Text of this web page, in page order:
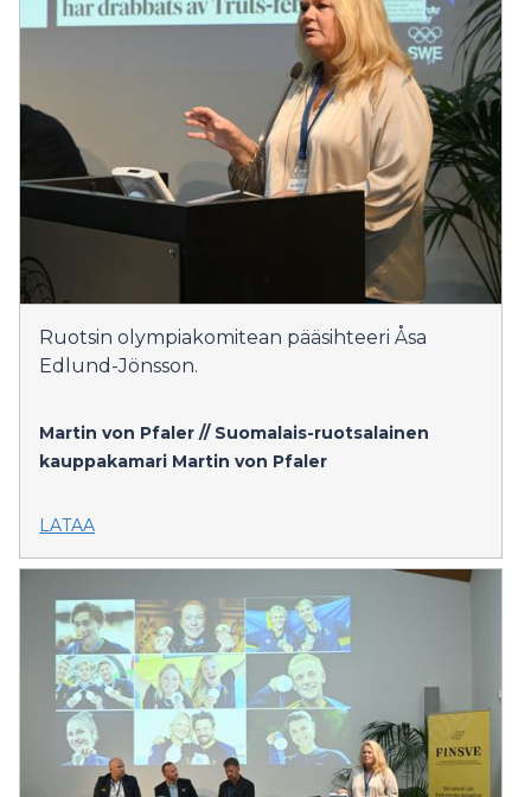
Ruotsin olympiakomitean pääsihteeri Åsa
Edlund-Jönsson.
Martin von Pfaler // Suomalais-ruotsalainen
kauppakamari Martin von Pfaler
LATAA